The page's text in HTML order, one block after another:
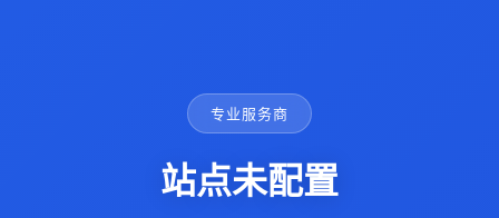
专业服务商
站点未配置